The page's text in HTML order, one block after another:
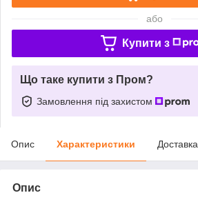
або
Купити з
Що таке купити з Пром?
Замовлення під захистом
Опис Характеристики Доставка
Опис